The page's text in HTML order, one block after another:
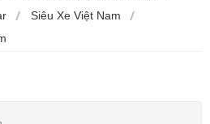
Siêu Xe Việt Nam